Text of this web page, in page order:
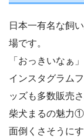
日本一有名な飼
場です。
「おっきいなぁ
インスタグラム
ッズも多数販売さ
柴犬まるの魅力
面倒くさそうに